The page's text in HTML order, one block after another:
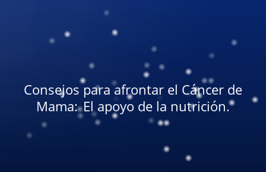
Consejos para afrontar el Cáncer de
Mama: El apoyo de la nutrición.